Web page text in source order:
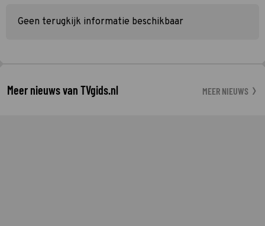
Geen terugkijk informatie beschikbaar
Meer nieuws van TVgids.nl MEER NIEUWS